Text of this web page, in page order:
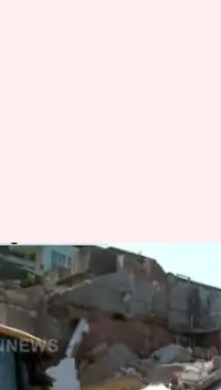
சென்னை
4 மாடி